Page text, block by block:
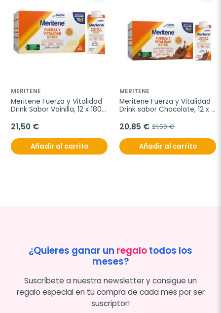
MERITENE
Meritene Fuerza y Vitalidad
Drink Sabor Vainilla, 12 x 180
21,50 €
Añadir al carrito
MERITENE
Meritene Fuerza y Vitalidad
Drink sabor Chocolate, 12 x
20,85 € 21,50 €
Añadir al carrito
¿Quieres ganar un regalotodos los
meses?
Suscríbete a nuestra newsletter y consigue un
regalo especial en tu compra de cada mes por ser
suscriptor!